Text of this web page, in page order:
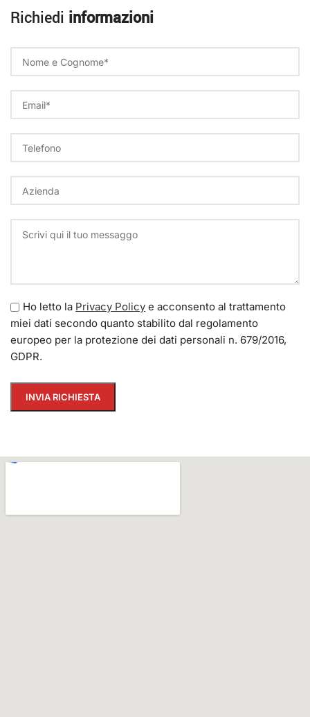
Richiedi informazioni
Ho letto la Privacy Policy e acconsento al trattamento
miei dati secondo quanto stabilito dal regolamento
europeo per la protezione dei dati personali n. 679/2016,
GDPR.